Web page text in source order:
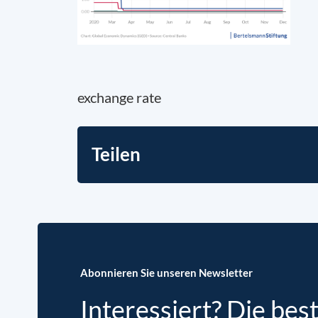
exchange rate
Teilen
Abonnieren Sie unseren Newsletter
Interessiert? Die